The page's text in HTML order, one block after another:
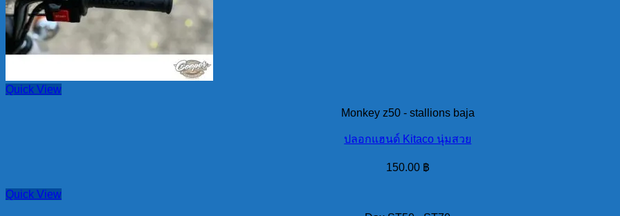
Quick View
Monkey z50 - stallions baja
ปลอกแฮนด์ Kitaco นุ่มสวย
150.00 ฿
Quick View